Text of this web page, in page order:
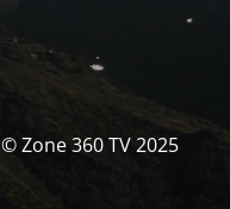
© Zone 360 TV 2025